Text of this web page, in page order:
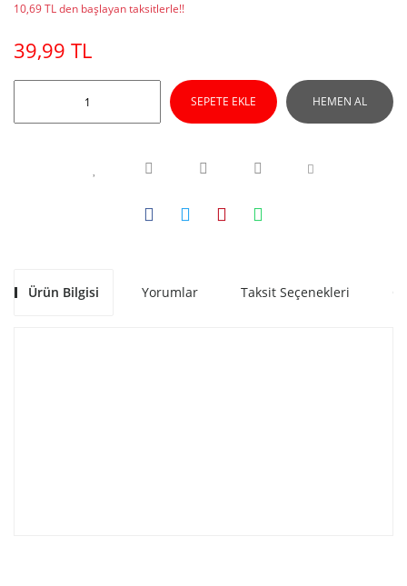
10,69 TL den başlayan taksitlerle!!
39,99 TL
SEPETE EKLE HEMEN AL
Ürün Bilgisi Yorumlar Taksit Seçenekleri